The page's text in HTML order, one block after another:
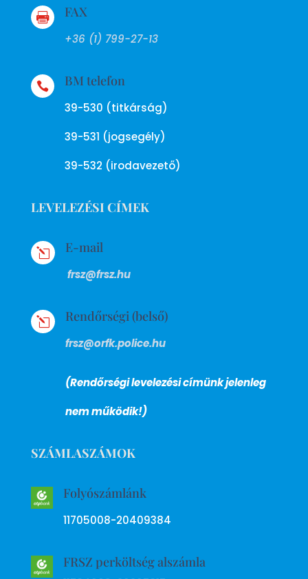
 FAX
+36 (1) 799-27-13
 BM telefon
39-530 (titkárság)
39-531 (jogsegély)
39-532 (irodavezető)
LEVELEZÉSI CÍMEK
l E-mail
frsz@frsz.hu
l Rendőrségi (belső)
frsz@orfk.police.hu
(Rendőrségi levelezési címünk jelenleg
nem működik!)
SZÁMLASZÁMOK
Folyószámlánk
11705008-20409384
FRSZ perköltség alszámla